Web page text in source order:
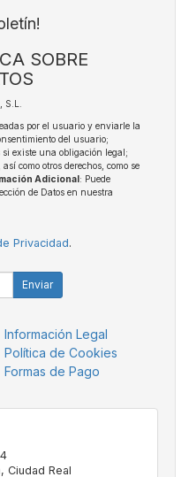
SOBRE
por el usuario y enviarle la
del usuario;
si existe una obligación legal;
como otros derechos, como se
Adicional: Puede
de Datos en nuestra
Privacidad.
Enviar
Información Legal
Política de Cookies
Formas de Pago
, Ciudad Real